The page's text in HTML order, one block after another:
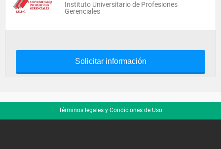
Instituto Universitario de Profesiones
Gerenciales
Solicitar información
Términos legales y Condiciones de Uso